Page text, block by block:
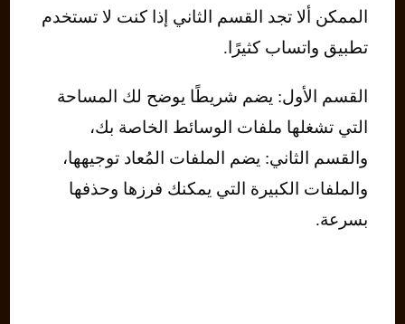
الممكن ألا تجد القسم الثاني إذا كنت لا تستخدم
تطبيق واتساب كثيرًا.
القسم الأول: يضم شريطًا يوضح لك المساحة
التي تشغلها ملفات الوسائط الخاصة بك،
والقسم الثاني: يضم الملفات المُعاد توجيهها،
والملفات الكبيرة التي يمكنك فرزها وحذفها
بسرعة.